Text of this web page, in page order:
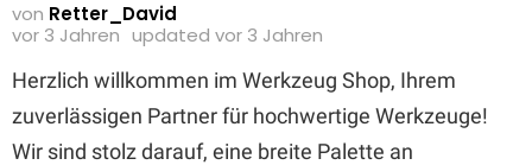
von Retter_David
vor 3 Jahren updated vor 3 Jahren
Herzlich willkommen im Werkzeug Shop, Ihrem
zuverlässigen Partner für hochwertige Werkzeuge!
Wir sind stolz darauf, eine breite Palette an